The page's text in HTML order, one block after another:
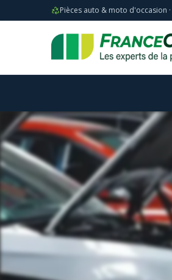
Pièces auto & moto d'occasion